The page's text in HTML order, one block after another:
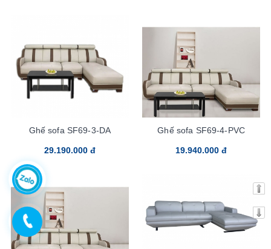
Ghế sofa SF69-3-DA
29.190.000 đ
Ghế sofa SF69-4-PVC
19.940.000 đ